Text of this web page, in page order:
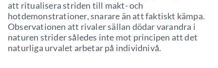
att ritualisera striden till makt- och
hotdemonstrationer, snarare än att faktiskt kämpa.
Observationen att rivaler sällan dödar varandra i
naturen strider således inte mot principen att det
naturliga urvalet arbetar på individnivå.